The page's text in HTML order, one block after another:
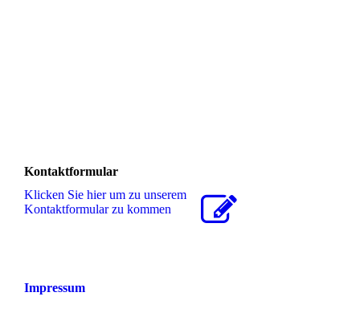
Kontaktformular
Klicken Sie hier um zu unserem
Kon­takt­for­mu­lar zu kommen
Impressum